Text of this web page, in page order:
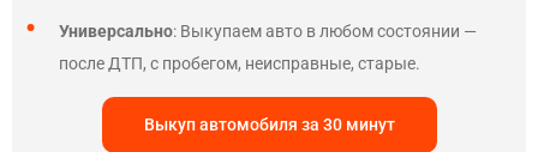
Универсально: Выкупаем авто в любом состоянии —
после ДТП, с пробегом, неисправные, старые.
Выкуп автомобиля за 30 минут